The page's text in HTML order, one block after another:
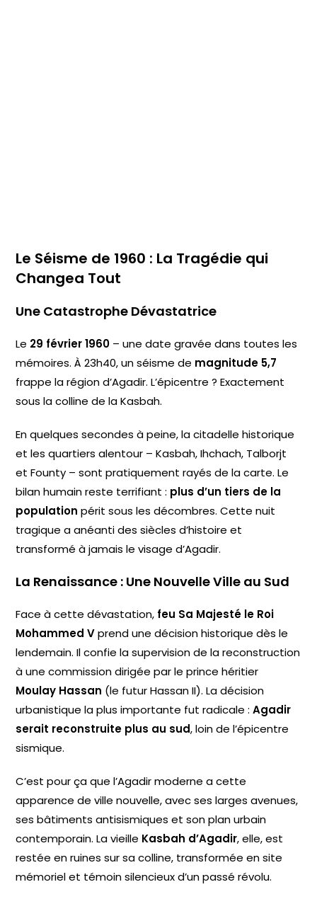
Le Séisme de 1960 : La Tragédie qui
Changea Tout
Une Catastrophe Dévastatrice
Le 29 février 1960 – une date gravée dans toutes les
mémoires. À 23h40, un séisme de magnitude 5,7
frappe la région d’Agadir. L’épicentre ? Exactement
sous la colline de la Kasbah.
En quelques secondes à peine, la citadelle historique
et les quartiers alentour – Kasbah, Ihchach, Talborjt
et Founty – sont pratiquement rayés de la carte. Le
bilan humain reste terrifiant : plus d’un tiers de la
population périt sous les décombres. Cette nuit
tragique a anéanti des siècles d’histoire et
transformé à jamais le visage d’Agadir.
La Renaissance : Une Nouvelle Ville au Sud
Face à cette dévastation, feu Sa Majesté le Roi
Mohammed Vprend une décision historique dès le
lendemain. Il confie la supervision de la reconstruction
à une commission dirigée par le prince héritier
Moulay Hassan (le futur Hassan II). La décision
urbanistique la plus importante fut radicale :Agadir
serait reconstruite plus au sud, loin de l’épicentre
sismique.
C’est pour ça que l’Agadir moderne a cette
apparence de ville nouvelle, avec ses larges avenues,
ses bâtiments antisismiques et son plan urbain
contemporain. La vieille Kasbah d’Agadir, elle, est
restée en ruines sur sa colline, transformée en site
mémoriel et témoin silencieux d’un passé révolu.